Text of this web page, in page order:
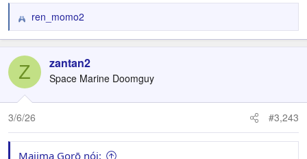
R
e
c
i
o
n
:
ren_momo2
Z zantan2
Space Marine Doomguy
3/6/26 #3,243
Majima Gorō nói: